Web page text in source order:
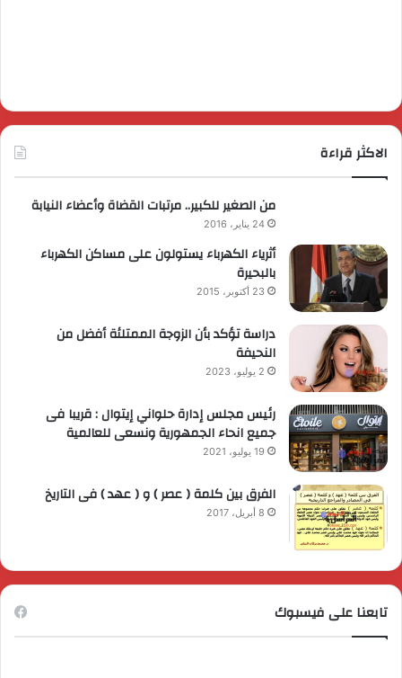
الاكثر قراءة
من الصغير للكبير.. مرتبات القضاة وأعضاء النيابة
24 يناير، 2016
أثرياء الكهرباء يستولون على مساكن الكهرباء
بالبحيرة
23 أكتوبر، 2015
دراسة تؤكد بأن الزوجة الممتلئة أفضل من
النحيفة
2 يوليو، 2023
رئيس مجلس إدارة حلواني إيتوال : قريبا فى
جميع انحاء الجمهورية ونسعى للعالمية
19 يوليو، 2021
الفرق بين كلمة ( عصر ) و ( عهد ) فى التاريخ
8 أبريل، 2017
تابعنا على فيسبوك